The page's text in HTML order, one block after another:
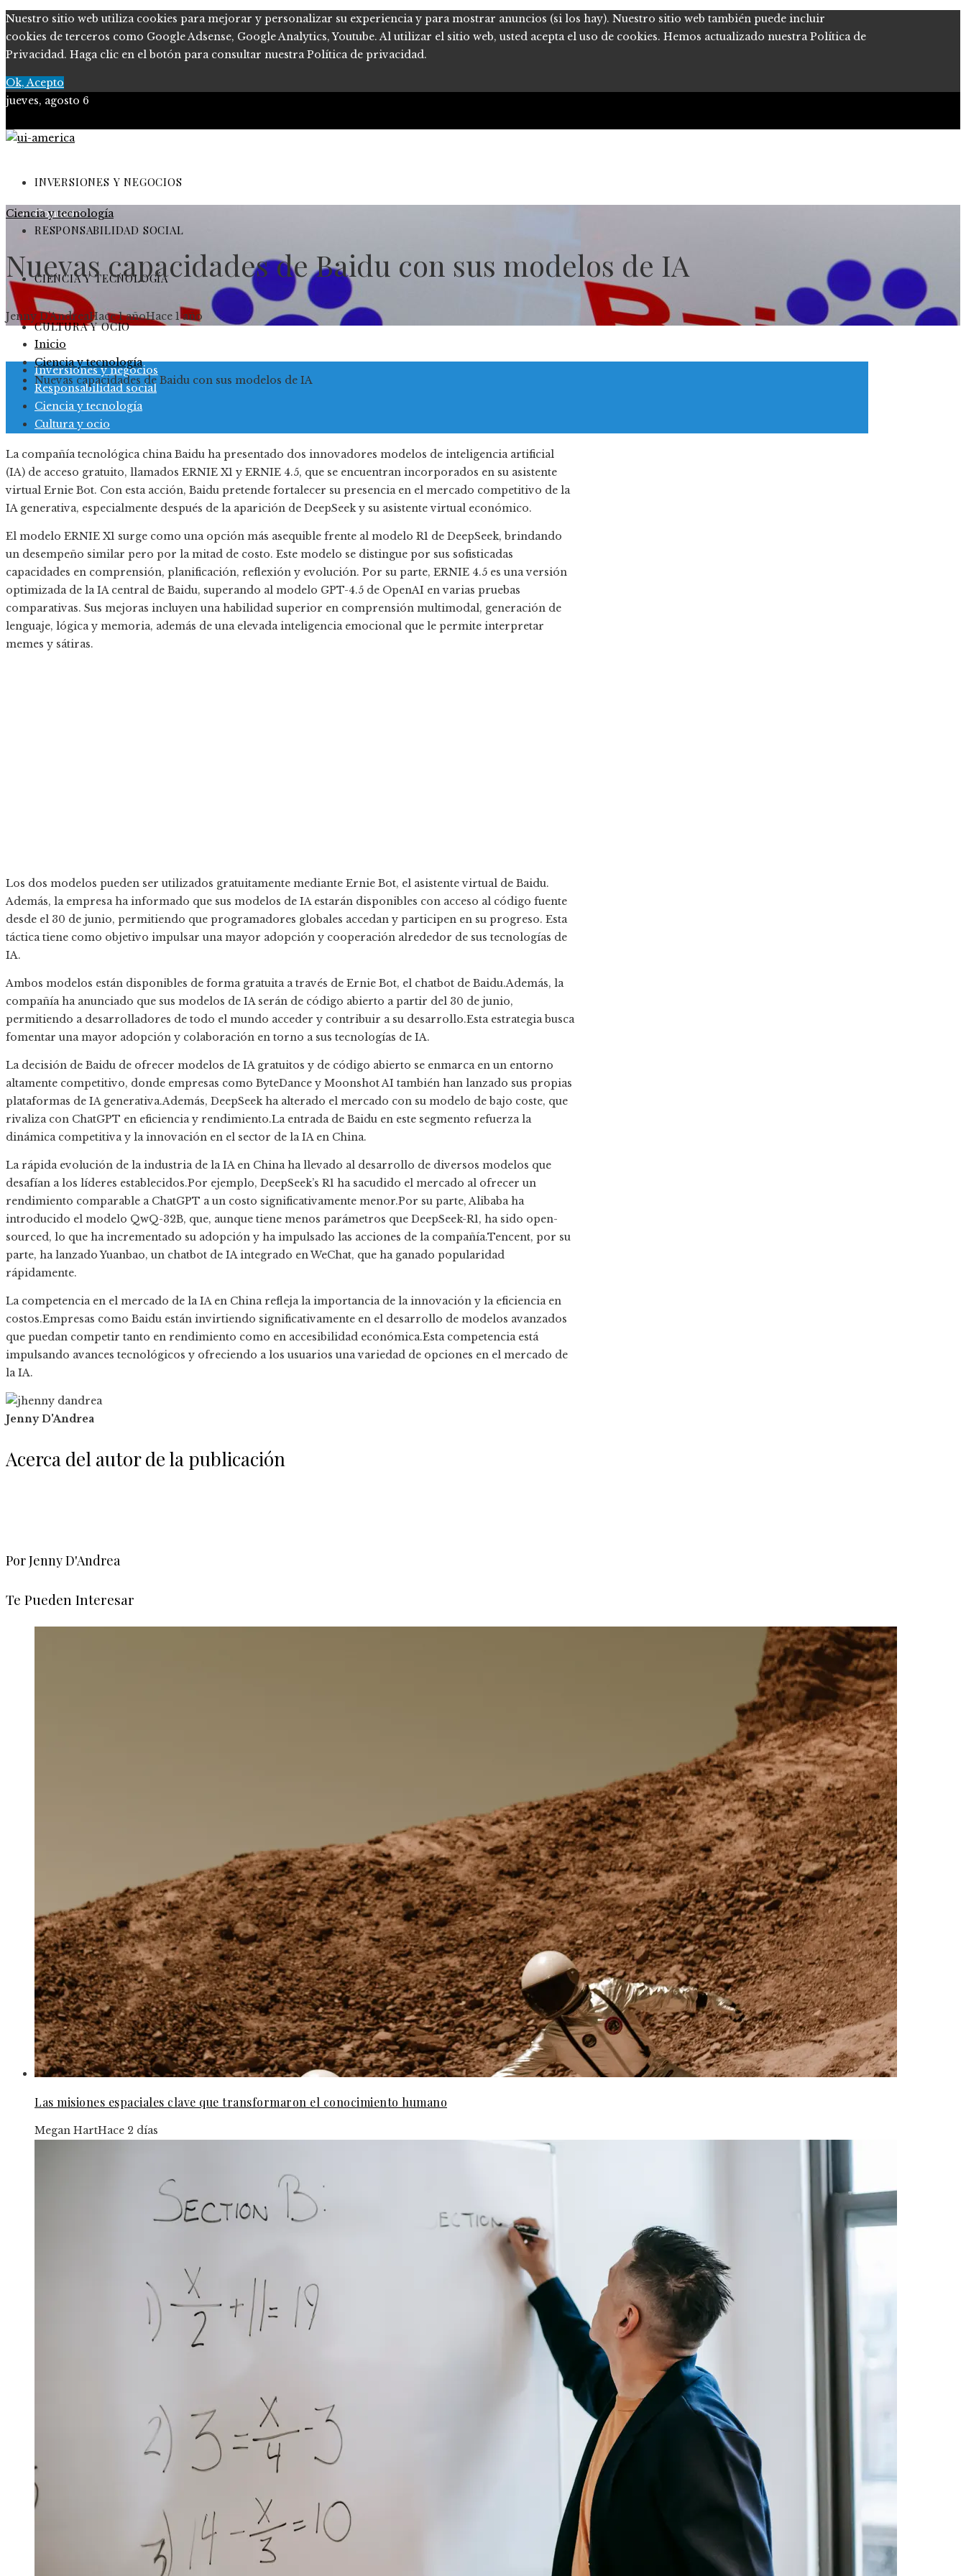
Nuestro sitio web utiliza cookies para mejorar y personalizar su experiencia y para mostrar anuncios (si los hay). Nuestro sitio web también puede incluir
cookies de terceros como Google Adsense, Google Analytics, Youtube. Al utilizar el sitio web, usted acepta el uso de cookies. Hemos actualizado nuestra Política de
Privacidad. Haga clic en el botón para consultar nuestra Política de privacidad.
Ok, Acepto
jueves, agosto 6
Quiénes somos
Políticas de Privacidad
Contacto
INVERSIONES Y NEGOCIOS
RESPONSABILIDAD SOCIAL
CIENCIA Y TECNOLOGÍA
CULTURA Y OCIO
Inversiones y negocios
Responsabilidad social
Ciencia y tecnología
Cultura y ocio
Ciencia y tecnología
Nuevas capacidades de Baidu con sus modelos de IA
Jenny D'AndreaHace 1 añoHace 1 año
Inicio
Ciencia y tecnología
Nuevas capacidades de Baidu con sus modelos de IA
La compañía tecnológica china Baidu ha presentado dos innovadores modelos de inteligencia artificial
(IA) de acceso gratuito, llamados ERNIE X1 y ERNIE 4.5, que se encuentran incorporados en su asistente
virtual Ernie Bot. Con esta acción, Baidu pretende fortalecer su presencia en el mercado competitivo de la
IA generativa, especialmente después de la aparición de DeepSeek y su asistente virtual económico.
El modelo ERNIE X1 surge como una opción más asequible frente al modelo R1 de DeepSeek, brindando
un desempeño similar pero por la mitad de costo. Este modelo se distingue por sus sofisticadas
capacidades en comprensión, planificación, reflexión y evolución. Por su parte, ERNIE 4.5 es una versión
optimizada de la IA central de Baidu, superando al modelo GPT-4.5 de OpenAI en varias pruebas
comparativas. Sus mejoras incluyen una habilidad superior en comprensión multimodal, generación de
lenguaje, lógica y memoria, además de una elevada inteligencia emocional que le permite interpretar
memes y sátiras.
Los dos modelos pueden ser utilizados gratuitamente mediante Ernie Bot, el asistente virtual de Baidu.
Además, la empresa ha informado que sus modelos de IA estarán disponibles con acceso al código fuente
desde el 30 de junio, permitiendo que programadores globales accedan y participen en su progreso. Esta
táctica tiene como objetivo impulsar una mayor adopción y cooperación alrededor de sus tecnologías de
IA.
Ambos modelos están disponibles de forma gratuita a través de Ernie Bot, el chatbot de Baidu.Además, la
compañía ha anunciado que sus modelos de IA serán de código abierto a partir del 30 de junio,
permitiendo a desarrolladores de todo el mundo acceder y contribuir a su desarrollo.Esta estrategia busca
fomentar una mayor adopción y colaboración en torno a sus tecnologías de IA.
La decisión de Baidu de ofrecer modelos de IA gratuitos y de código abierto se enmarca en un entorno
altamente competitivo, donde empresas como ByteDance y Moonshot AI también han lanzado sus propias
plataformas de IA generativa.Además, DeepSeek ha alterado el mercado con su modelo de bajo coste, que
rivaliza con ChatGPT en eficiencia y rendimiento.La entrada de Baidu en este segmento refuerza la
dinámica competitiva y la innovación en el sector de la IA en China.​
La rápida evolución de la industria de la IA en China ha llevado al desarrollo de diversos modelos que
desafían a los líderes establecidos.Por ejemplo, DeepSeek’s R1 ha sacudido el mercado al ofrecer un
rendimiento comparable a ChatGPT a un costo significativamente menor.Por su parte, Alibaba ha
introducido el modelo QwQ-32B, que, aunque tiene menos parámetros que DeepSeek-R1, ha sido open-
sourced, lo que ha incrementado su adopción y ha impulsado las acciones de la compañía.Tencent, por su
parte, ha lanzado Yuanbao, un chatbot de IA integrado en WeChat, que ha ganado popularidad
rápidamente.​
La competencia en el mercado de la IA en China refleja la importancia de la innovación y la eficiencia en
costos.Empresas como Baidu están invirtiendo significativamente en el desarrollo de modelos avanzados
que puedan competir tanto en rendimiento como en accesibilidad económica.Esta competencia está
impulsando avances tecnológicos y ofreciendo a los usuarios una variedad de opciones en el mercado de
la IA.​
Jenny D'Andrea
Acerca del autor de la publicación
Por Jenny D'Andrea
Te Pueden Interesar
Las misiones espaciales clave que transformaron el conocimiento humano
Megan HartHace 2 días